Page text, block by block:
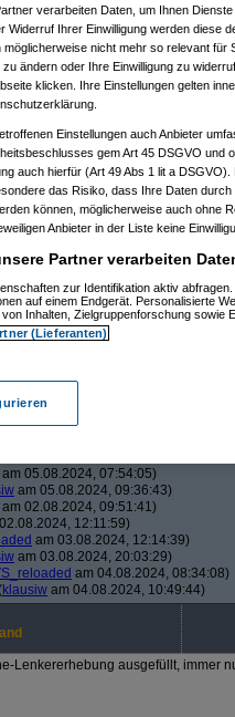
19:01:51)
22:44:15)
22:47:07)
22:51:16)
am 30.07.2024, 22:54:45)
am 31.07.2024, 08:38:44)
13:37:23)
13:30:15)
13:37:21)
am 05.08.2024, 07:54:05)
am 05.08.2024, 09:36:43)
am 02.08.2024, 09:51:41)
12:11:59)
am 03.08.2024, 12:14:39)
am 03.08.2024, 20:03:29)
am 04.08.2024, 08:34:08)
klausiw am 04.08.2024, 10:49:44)
Lenkererhebung ausgefüllt, immer
verarbeiten Daten, um Ihnen
Widerruf Ihrer Einwilligung werden diese
möglicherweise nicht mehr so relevant
zu ändern oder Ihre Einwilligung zu
klicken. Ihre Einstellungen gelten
Einstellungen auch Anbieter
gem Art 45 DSGVO und
auch hierfür (Art 49 Abs 1 lit a
das Risiko, dass Ihre Daten
können, möglicherweise auch ohne
Anbieter in der Liste keine
Partner verarbeiten
zur Identifikation aktiv
auf einem Endgerät. Personalisierte
Inhalten, Zielgruppenforschung sowie
(Lieferanten)